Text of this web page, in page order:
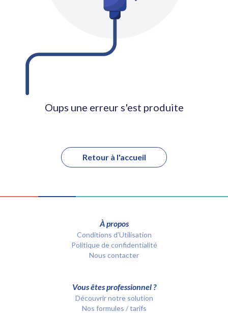
Oups une erreur s'est produite
Retour à l'accueil
À propos
Conditions d’Utilisation
Politique de confidentialité
Nous contacter
Vous êtes professionnel ?
Découvrir notre solution
Nos formules / tarifs